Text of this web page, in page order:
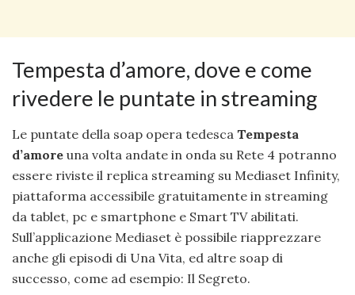
Tempesta d’amore, dove e come
rivedere le puntate in streaming
Le puntate della soap opera tedesca Tempesta
d’amore una volta andate in onda su Rete 4 potranno
essere riviste il replica streaming su Mediaset Infinity,
piattaforma accessibile gratuitamente in streaming
da tablet, pc e smartphone e Smart TV abilitati.
Sull’applicazione Mediaset è possibile riapprezzare
anche gli episodi di Una Vita, ed altre soap di
successo, come ad esempio: Il Segreto.